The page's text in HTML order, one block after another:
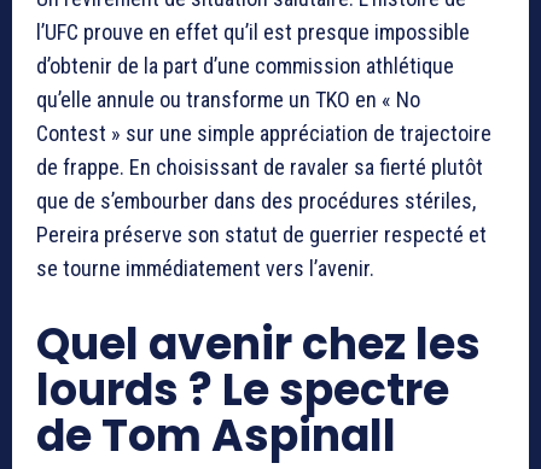
l’UFC prouve en effet qu’il est presque impossible
d’obtenir de la part d’une commission athlétique
qu’elle annule ou transforme un TKO en « No
Contest » sur une simple appréciation de trajectoire
de frappe. En choisissant de ravaler sa fierté plutôt
que de s’embourber dans des procédures stériles,
Pereira préserve son statut de guerrier respecté et
se tourne immédiatement vers l’avenir.
Quel avenir chez les
lourds ? Le spectre
de Tom Aspinall